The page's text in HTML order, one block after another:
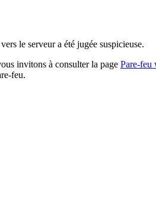
le serveur a été jugée suspicieuse.
invitons à consulter la page Pare-feu
feu.